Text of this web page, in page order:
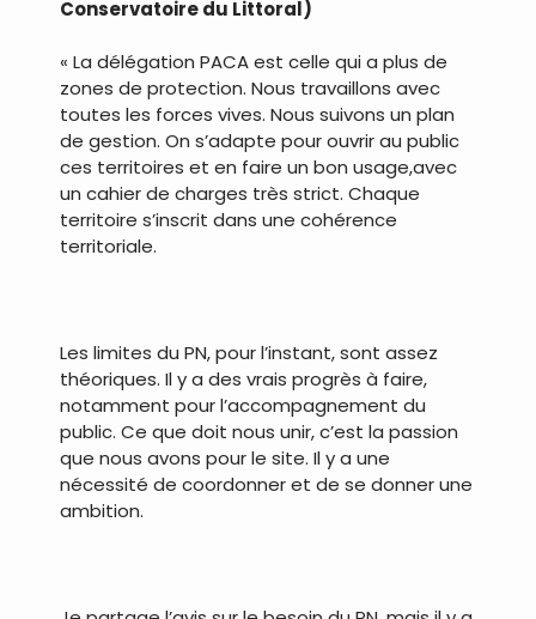
Conservatoire du Littoral)
« La délégation PACA est celle qui a plus de
zones de protection. Nous travaillons avec
toutes les forces vives. Nous suivons un plan
de gestion. On s’adapte pour ouvrir au public
ces territoires et en faire un bon usage,avec
un cahier de charges très strict. Chaque
territoire s’inscrit dans une cohérence
territoriale.
Les limites du PN, pour l’instant, sont assez
théoriques. Il y a des vrais progrès à faire,
notamment pour l’accompagnement du
public. Ce que doit nous unir, c’est la passion
que nous avons pour le site. Il y a une
nécessité de coordonner et de se donner une
ambition.